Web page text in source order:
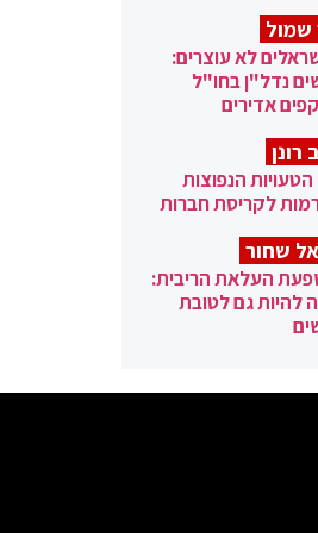
שמול
לא עוצרים:
נדל"ן בחו"ל
אדירים
רונן
: 10 הטעויות הנפוצות
לקריסת חברות
שחור
העלאת הריבית:
להיות גם לטובת